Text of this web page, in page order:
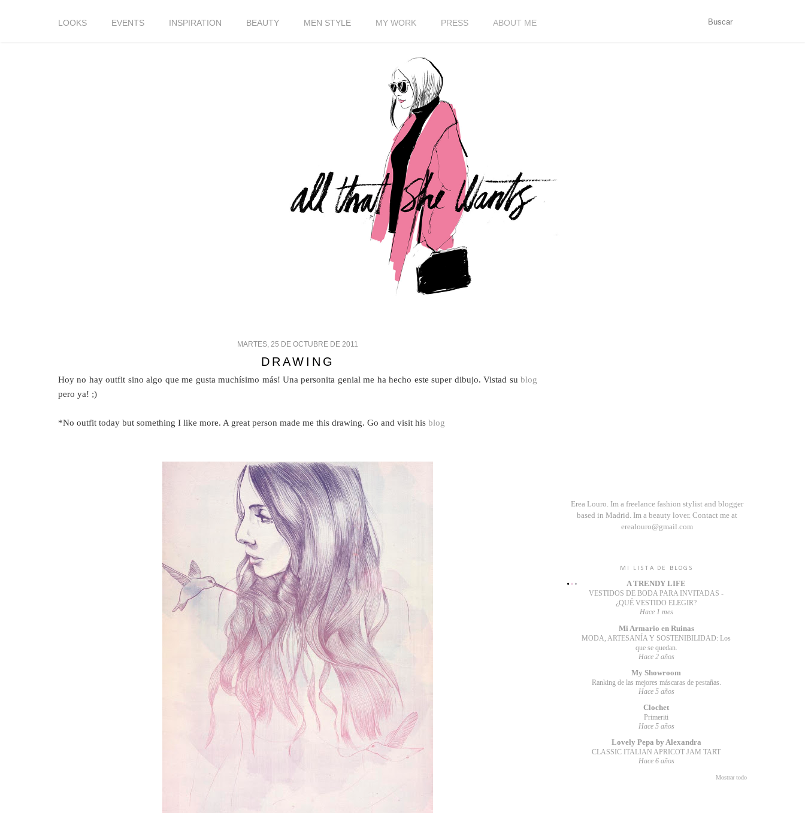
LOOKS EVENTS INSPIRATION BEAUTY MEN STYLE MY WORK PRESS ABOUT ME
MARTES, 25 DE OCTUBRE DE 2011
DRAWING
Hoy no hay outfit sino algo que me gusta muchísimo más! Una personita genial me ha hecho este super dibujo. Vistad su blog
pero ya! ;)
*No outfit today but something I like more. A great person made me this drawing. Go and visit his blog
Erea Louro. Im a freelance fashion stylist and blogger
based in Madrid. Im a beauty lover. Contact me at
erealouro@gmail.com
MI LISTA DE BLOGS
A TRENDY LIFE
VESTIDOS DE BODA PARA INVITADAS -
¿QUÉ VESTIDO ELEGIR?
Hace 1 mes
Mi Armario en Ruinas
MODA, ARTESANÍA Y SOSTENIBILIDAD: Los
que se quedan.
Hace 2 años
My Showroom
Ranking de las mejores máscaras de pestañas.
Hace 5 años
Clochet
Primeriti
Hace 5 años
Lovely Pepa by Alexandra
CLASSIC ITALIAN APRICOT JAM TART
Hace 6 años
Mostrar todo